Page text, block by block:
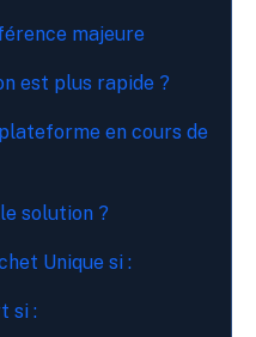
majeure
est plus rapide ?
en cours de
solution ?
Unique si :
si :